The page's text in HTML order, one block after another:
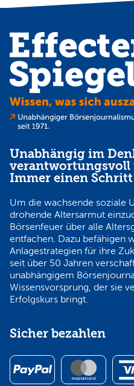
Unabhängig im
verantwortungsvoll
Immer einen Schritt
Um die wachsende soziale
drohende Altersarmut
Börsenfeuer über alle
entfachen. Dazu befähigen
Anlagestrategien für ihre
seit über 50 Jahren
unabhängigem
Wissensvorsprung, der sie
Erfolgskurs bringt.
Sicher bezahlen